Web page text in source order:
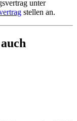
unter
stellen an.